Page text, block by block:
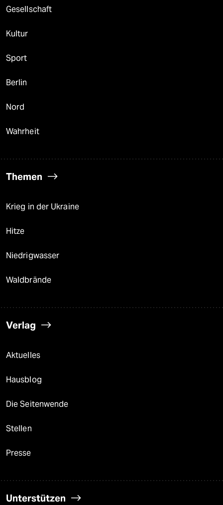
Gesellschaft
Kultur
Sport
Berlin
Nord
Wahrheit
Themen
Krieg in der Ukraine
Hitze
Niedrigwasser
Waldbrände
Verlag
Aktuelles
Hausblog
Die Seitenwende
Stellen
Presse
Unterstützen